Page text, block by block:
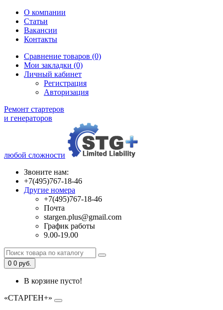
О компании
Статьи
Вакансии
Контакты
Сравнение товаров (0)
Мои закладки (0)
Личный кабинет
Регистрация
Авторизация
Ремонт стартеров
и генераторов
любой сложности
Звоните нам:
+7(495)767-18-46
Другие номера
+7(495)767-18-46
Почта
stargen.plus@gmail.com
График работы
9.00-19.00
0 0 руб.
В корзине пусто!
«СТАРГЕН+»